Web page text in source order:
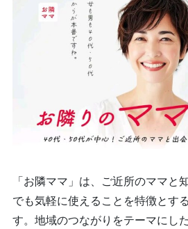
「お隣ママ」は、ご近所のママと
でも気軽に使えることを特徴とす
す。地域のつながりをテーマにし